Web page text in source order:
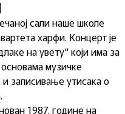
сали наше школе
харфи. Концерт је
на увету“ који има за
музичке
записивање утисака о
1987. године на